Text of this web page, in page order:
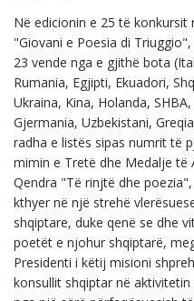
Në edicionin e 25 të
"Giovani e Poesia di
23 vende nga e gjithë bota
Rumania, Egjipti, Ekuadori,
Ukraina, Kina, Holanda,
Gjermania, Uzbekistani,
radha e listës sipas numrit të
mimin e Tretë dhe Medalje të
Qendra "Të rinjtë dhe
kthyer në një strehë
shqiptare, duke qenë se dhe
poetët e njohur shqiptarë,
Presidenti i këtij misioni
konsullit shqiptar në